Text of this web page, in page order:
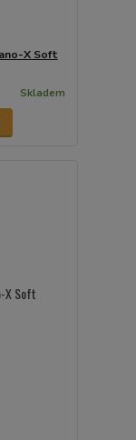
X Soft
Skladem